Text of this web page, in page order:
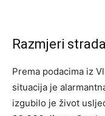
Razmjeri
Prema podacima iz
situacija je
izgubilo je život